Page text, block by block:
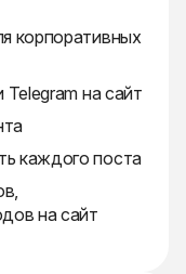
корпоративных
Telegram на сайт
каждого поста
на сайт